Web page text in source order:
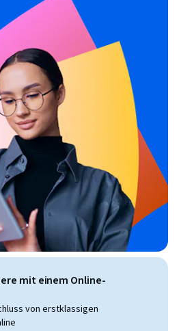
mit einem Online-
von erstklassigen